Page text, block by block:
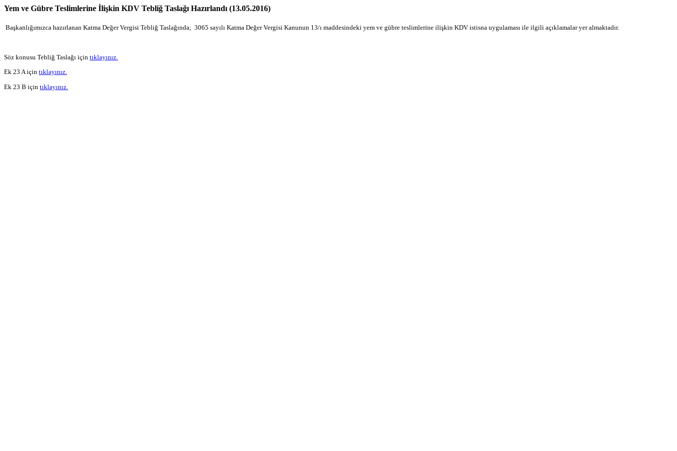
Yem ve Gübre Teslimlerine İlişkin KDV Tebliğ Taslağı Hazırlandı (13.05.2016)
Başkanlığımızca hazırlanan Katma Değer Vergisi Tebliğ Taslağında; 3065 sayılı Katma Değer Vergisi Kanunun 13/ı maddesindeki yem ve gübre teslimlerine ilişkin KDV istisna uygulaması ile ilgili açıklamalar yer almaktadır.
Söz konusu Tebliğ Taslağı için tıklayınız.
Ek 23 A için tıklayınız.
Ek 23 B için tıklayınız.